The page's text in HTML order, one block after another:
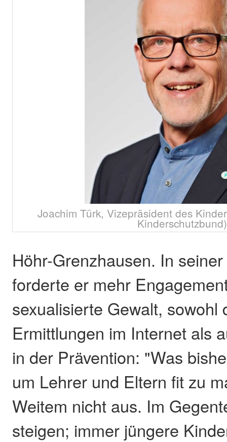
Joachim Türk, Vizepräsident des
Kinderschutzbund)
Höhr-Grenzhausen. In
forderte er mehr
sexualisierte Gewalt, sowohl
Ermittlungen im Internet als
in der Prävention: "Was
um Lehrer und Eltern fit zu
Weitem nicht aus. Im
steigen; immer jüngere